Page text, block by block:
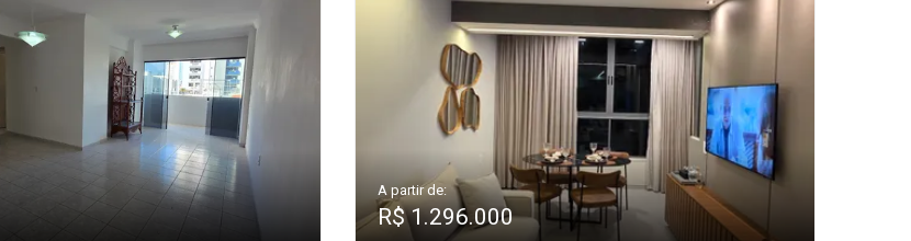
A partir de:
R$ 1.296.000